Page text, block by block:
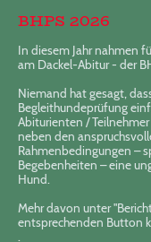
BHPS 2026
In diesem Jahr nahmen
am Dackel-Abitur - der
Niemand hat gesagt,
Begleithundeprüfung
Abiturienten /
neben den
Rahmenbedingungen –
Begebenheiten – eine
Hund.
Mehr davon unter
entsprechenden Button
.